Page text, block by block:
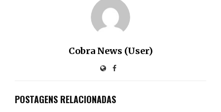
Cobra News (User)
POSTAGENS RELACIONADAS